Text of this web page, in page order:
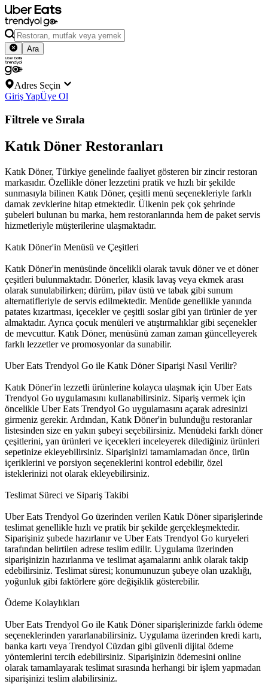
Ara
Adres Seçin
Giriş YapÜye Ol
Filtrele ve Sırala
Katık Döner Restoranları
Katık Döner, Türkiye genelinde faaliyet gösteren bir zincir restoran
markasıdır. Özellikle döner lezzetini pratik ve hızlı bir şekilde
sunmasıyla bilinen Katık Döner, çeşitli menü seçenekleriyle farklı
damak zevklerine hitap etmektedir. Ülkenin pek çok şehrinde
şubeleri bulunan bu marka, hem restoranlarında hem de paket servis
hizmetleriyle müşterilerine ulaşmaktadır.
Katık Döner'in Menüsü ve Çeşitleri
Katık Döner'in menüsünde öncelikli olarak tavuk döner ve et döner
çeşitleri bulunmaktadır. Dönerler, klasik lavaş veya ekmek arası
olarak sunulabilirken; dürüm, pilav üstü ve tabak gibi sunum
alternatifleriyle de servis edilmektedir. Menüde genellikle yanında
patates kızartması, içecekler ve çeşitli soslar gibi yan ürünler de yer
almaktadır. Ayrıca çocuk menüleri ve atıştırmalıklar gibi seçenekler
de mevcuttur. Katık Döner, menüsünü zaman zaman güncelleyerek
farklı lezzetler ve promosyonlar da sunabilir.
Uber Eats Trendyol Go ile Katık Döner Siparişi Nasıl Verilir?
Katık Döner'in lezzetli ürünlerine kolayca ulaşmak için Uber Eats
Trendyol Go uygulamasını kullanabilirsiniz. Sipariş vermek için
öncelikle Uber Eats Trendyol Go uygulamasını açarak adresinizi
girmeniz gerekir. Ardından, Katık Döner'in bulunduğu restoranlar
listesinden size en yakın şubeyi seçebilirsiniz. Menüdeki farklı döner
çeşitlerini, yan ürünleri ve içecekleri inceleyerek dilediğiniz ürünleri
sepetinize ekleyebilirsiniz. Siparişinizi tamamlamadan önce, ürün
içeriklerini ve porsiyon seçeneklerini kontrol edebilir, özel
isteklerinizi not olarak ekleyebilirsiniz.
Teslimat Süreci ve Sipariş Takibi
Uber Eats Trendyol Go üzerinden verilen Katık Döner siparişlerinde
teslimat genellikle hızlı ve pratik bir şekilde gerçekleşmektedir.
Siparişiniz şubede hazırlanır ve Uber Eats Trendyol Go kuryeleri
tarafından belirtilen adrese teslim edilir. Uygulama üzerinden
siparişinizin hazırlanma ve teslimat aşamalarını anlık olarak takip
edebilirsiniz. Teslimat süresi; konumunuzun şubeye olan uzaklığı,
yoğunluk gibi faktörlere göre değişiklik gösterebilir.
Ödeme Kolaylıkları
Uber Eats Trendyol Go ile Katık Döner siparişlerinizde farklı ödeme
seçeneklerinden yararlanabilirsiniz. Uygulama üzerinden kredi kartı,
banka kartı veya Trendyol Cüzdan gibi güvenli dijital ödeme
yöntemlerini tercih edebilirsiniz. Siparişinizin ödemesini online
olarak tamamlayarak teslimat sırasında herhangi bir işlem yapmadan
siparişinizi teslim alabilirsiniz.